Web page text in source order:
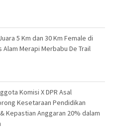
5 Km dan 30 Km Female di
Alam Merapi Merbabu De Trail
Komisi X DPR Asal
Kesetaraan Pendidikan
Kepastian Anggaran 20% dalam